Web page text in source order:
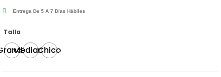
Entrega De 5 A 7 Días Hábiles
Talla
MedianoChico
Chaleco
Frida
Modelo
Quantity